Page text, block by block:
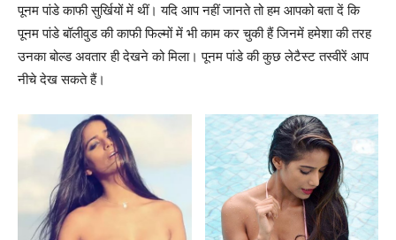
पूनम पांडे काफी सुर्खियों में थीं। यदि आप नहीं जानते तो हम आपको बता दें कि
पूनम पांडे बॉलीवुड की काफी फिल्मों में भी काम कर चुकी हैं जिनमें हमेशा की तरह
उनका बोल्ड अवतार ही देखने को मिला। पूनम पांडे की कुछ लेटैस्ट तस्वीरें आप
नीचे देख सकते हैं।